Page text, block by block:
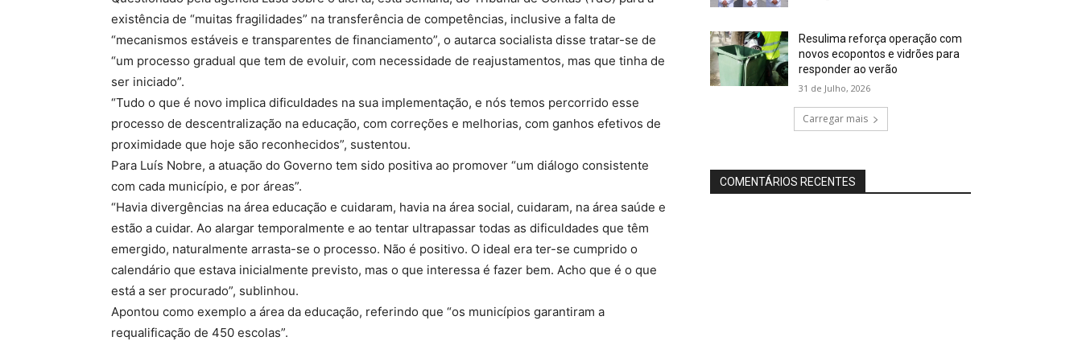
existência de “muitas fragilidades” na transferência de competências, inclusive a falta de
“mecanismos estáveis e transparentes de financiamento”, o autarca socialista disse tratar-se de
“um processo gradual que tem de evoluir, com necessidade de reajustamentos, mas que tinha de
ser iniciado”.
“Tudo o que é novo implica dificuldades na sua implementação, e nós temos percorrido esse
processo de descentralização na educação, com correções e melhorias, com ganhos efetivos de
proximidade que hoje são reconhecidos”, sustentou.
Para Luís Nobre, a atuação do Governo tem sido positiva ao promover “um diálogo consistente
com cada município, e por áreas”.
“Havia divergências na área educação e cuidaram, havia na área social, cuidaram, na área saúde e
estão a cuidar. Ao alargar temporalmente e ao tentar ultrapassar todas as dificuldades que têm
emergido, naturalmente arrasta-se o processo. Não é positivo. O ideal era ter-se cumprido o
calendário que estava inicialmente previsto, mas o que interessa é fazer bem. Acho que é o que
está a ser procurado”, sublinhou.
Apontou como exemplo a área da educação, referindo que “os municípios garantiram a
requalificação de 450 escolas”.
Resulima reforça operação com
novos ecopontos e vidrões para
responder ao verão
31 de Julho, 2026
Carregar mais
COMENTÁRIOS RECENTES